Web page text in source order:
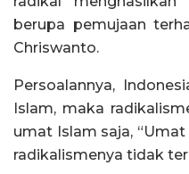
berupa pemujaan
Chriswanto.
Persoalannya,
Islam, maka
umat Islam saja,
radikalismenya tidak